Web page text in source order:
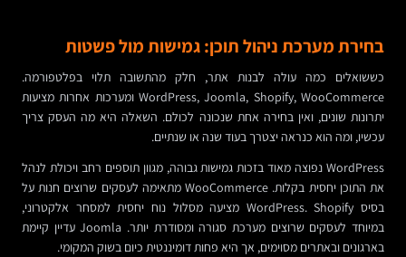
בחירת מערכת ניהול תוכן: גמישות מול פשטות
כששואלים כמה עולה לבנות אתר, חלק מהתשובה תלוי בפלטפורמה.
WordPress, Joomla, Shopify, WooCommerce ומערכות אחרות מציעות
יתרונות שונים, ואין בחירה אחת שנכונה לכולם. השאלה היא מה העסק צריך
עכשיו, ומה הוא כנראה יצטרך בעוד שנה או שנתיים.
WordPress נפוצה מאוד בזכות גמישות גבוהה, מגוון תוספים רחב ויכולת לנהל
את התוכן יחסית בקלות. WooCommerce מתאימה לעסקים שרוצים חנות על
בסיס WordPress. Shopify מציעה מסלול נוח יחסית למסחר אלקטרוני,
במיוחד לעסקים שרוצים מערכת סגורה ומסודרת יותר. Joomla עדיין קיימת
בארגונים ובאתרים מסוימים, אך היא פחות דומיננטית כיום בשוק המקומי.